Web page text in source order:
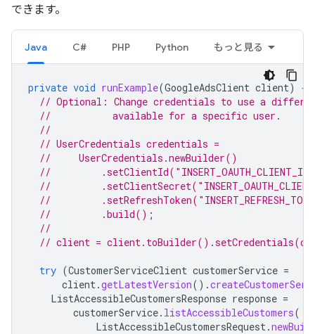
できます。
Java C# PHP Python もっと見る
private void runExample(GoogleAdsClient client)
{
// Optional: Change credentials to use a
//           available for a specific user.
//
// UserCredentials credentials =
//     UserCredentials.newBuilder()
//
//
//
//         .build();
//
// client =
try (CustomerServiceClient customerService =
client.getLatestVersion().
ListAccessibleCustomersResponse response =
customerService. listAccessibleCustomers(
ListAccessibleCustomersRequest.